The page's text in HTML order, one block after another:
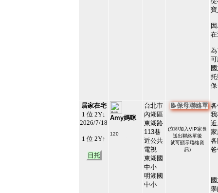
居家在宅
1 位 2Y↓
2026/7/18
1 位 2Y↑
日托
Amy媽咪
120
台北巿
內湖區
東湖路
113巷
近公共
電視
東湖國
中小
明湖國
中小
📝保母聯絡單
(立即加入VIP家長
送出聯絡單後
就可顯示聯絡資
訊)